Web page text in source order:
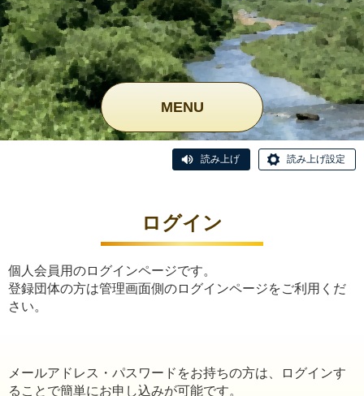
MENU
読み上げ 読み上げ設定
ログイン
個人会員用のログインページです。
登録団体の方は管理画面側のログインページをご利用くだ
さい。
メールアドレス・パスワードをお持ちの方は、ログインす
ることで簡単にお申し込みが可能です。